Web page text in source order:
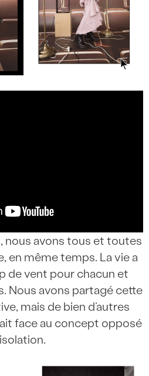
nous avons tous et toutes
en même temps. La vie a
de vent pour chacun et
Nous avons partagé cette
mais de bien d’autres
face au concept opposé